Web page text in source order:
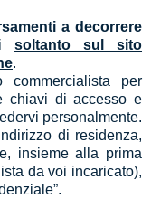
a decorrere
soltanto sul sito
.
per
chiavi di accesso e
personalmente.
di residenza,
insieme alla prima
da voi incaricato),